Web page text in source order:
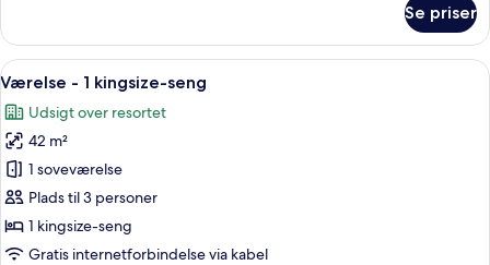
-
soveværelse
havudsigt
Se priser
Indlæs
alle
billeder
af
Værelse
-
1
kingsize-
Et hotelværelse med en stor seng,
5
Værelse - 1 kingsize-seng
Udsigt over resortet
42 m²
1 soveværelse
Plads til 3 personer
1 kingsize-seng
Gratis internetforbindelse via kabel